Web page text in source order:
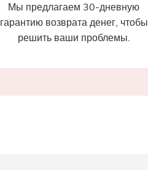
Мы предлагаем 30-дневную
гарантию возврата денег, чтобы
решить ваши проблемы.